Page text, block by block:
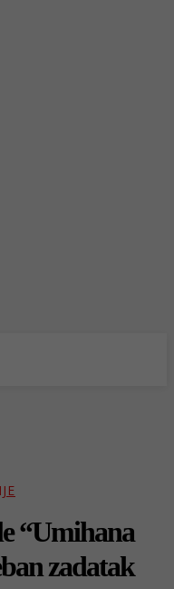
“Umihana
zadatak